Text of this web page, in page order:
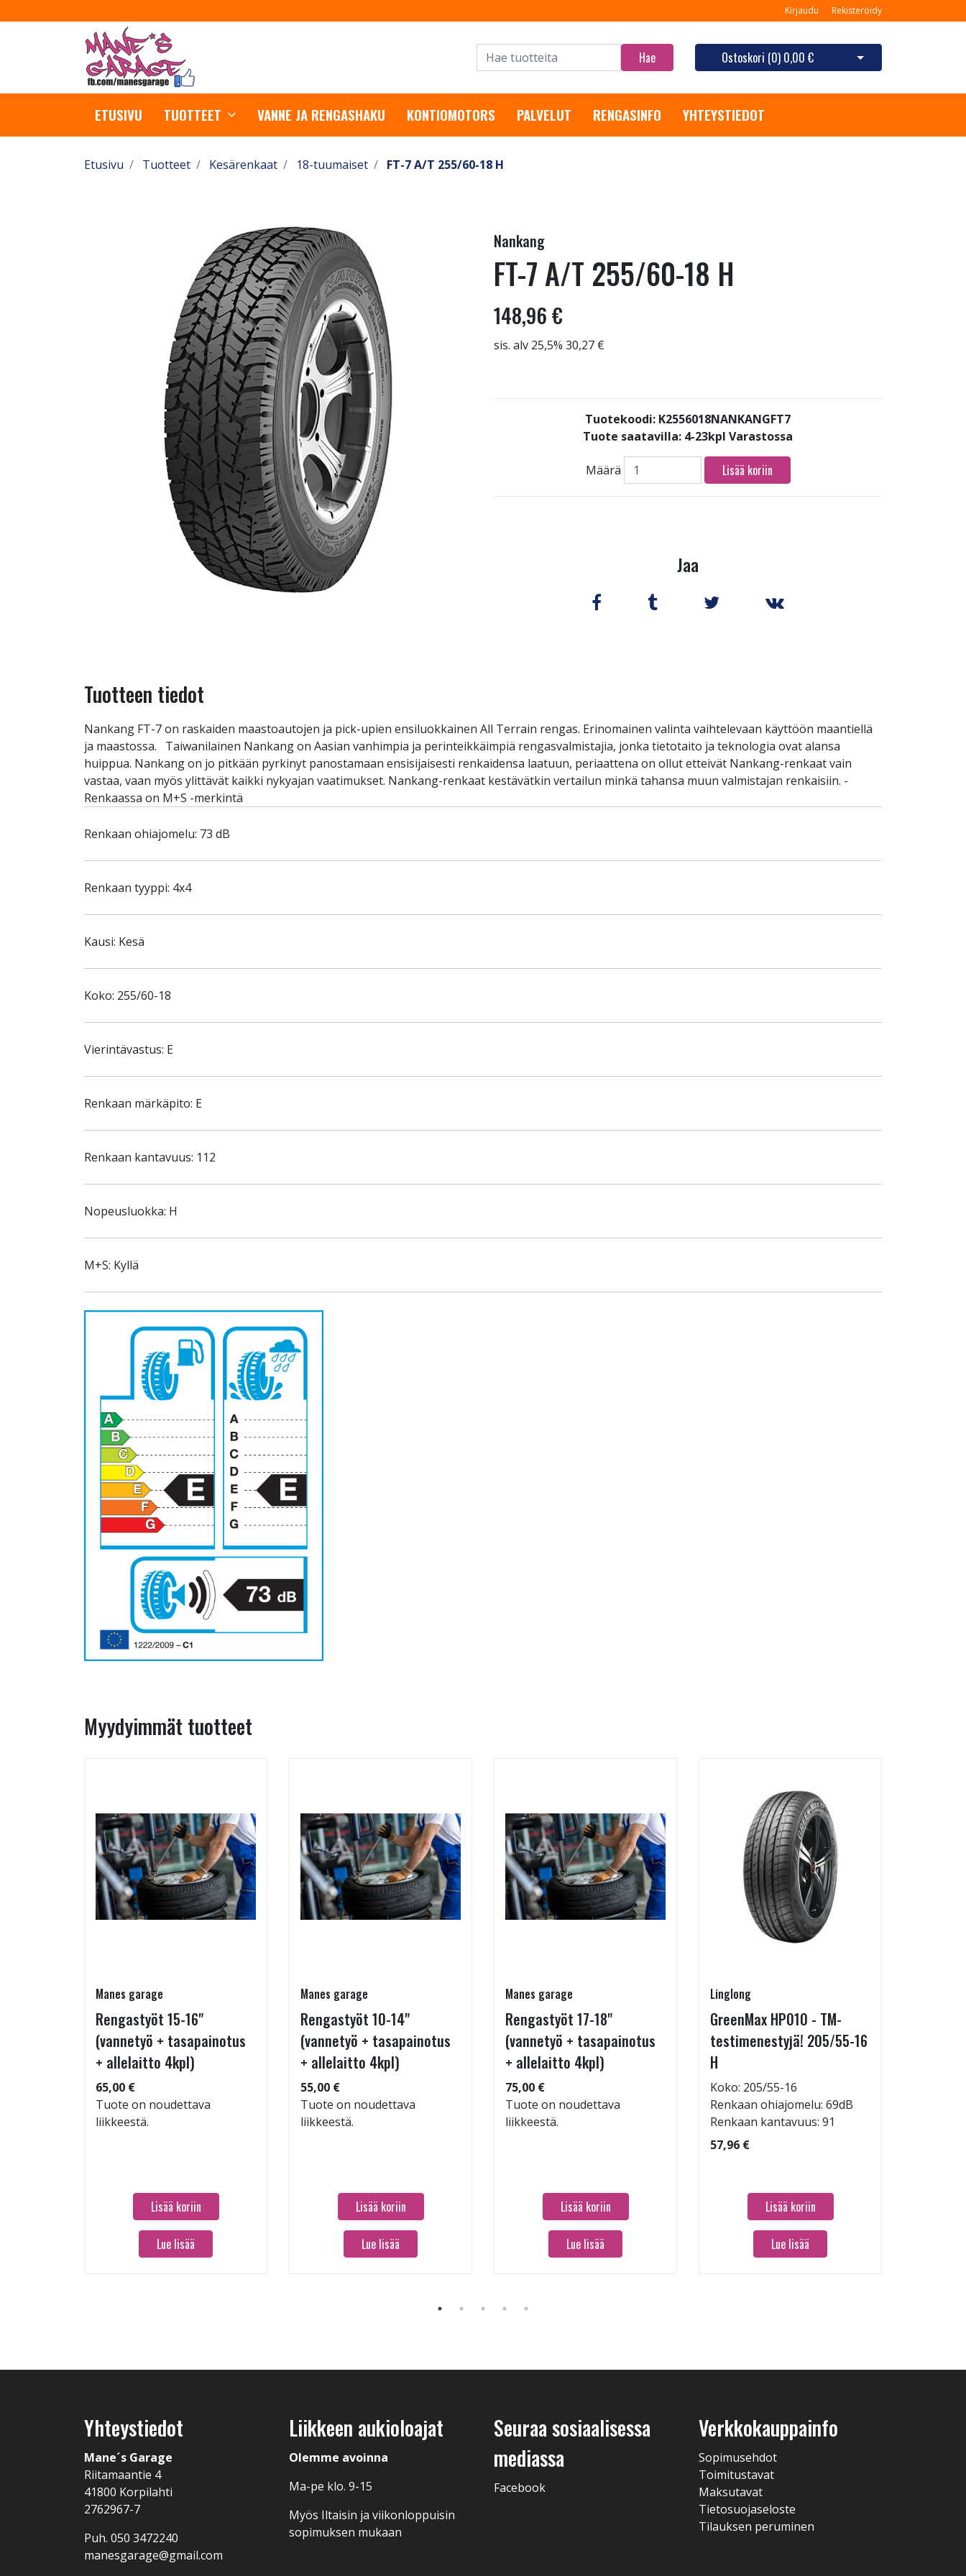
Kirjaudu Rekisteröidy
Hae Ostoskori (0) 0,00 € Avaa ostoskori
ETUSIVU TUOTTEET VANNE JA RENGASHAKU KONTIOMOTORS PALVELUT RENGASINFO YHTEYSTIEDOT
Etusivu Tuotteet Kesärenkaat 18-tuumaiset FT-7 A/T 255/60-18 H
Nankang
FT-7 A/T 255/60-18 H
148,96 €
sis. alv 25,5% 30,27 €
Tuotekoodi: K2556018NANKANGFT7
Tuote saatavilla: 4-23kpl Varastossa
Määrä Lisää koriin
Jaa
Tuotteen tiedot
Nankang FT-7 on raskaiden maastoautojen ja pick-upien ensiluokkainen All Terrain rengas. Erinomainen valinta vaihtelevaan käyttöön maantiellä
ja maastossa. Taiwanilainen Nankang on Aasian vanhimpia ja perinteikkäimpiä rengasvalmistajia, jonka tietotaito ja teknologia ovat alansa
huippua. Nankang on jo pitkään pyrkinyt panostamaan ensisijaisesti renkaidensa laatuun, periaattena on ollut etteivät Nankang-renkaat vain
vastaa, vaan myös ylittävät kaikki nykyajan vaatimukset. Nankang-renkaat kestävätkin vertailun minkä tahansa muun valmistajan renkaisiin. -
Renkaassa on M+S -merkintä
Renkaan ohiajomelu: 73 dB
Renkaan tyyppi: 4x4
Kausi: Kesä
Koko: 255/60-18
Vierintävastus: E
Renkaan märkäpito: E
Renkaan kantavuus: 112
Nopeusluokka: H
M+S: Kyllä
Myydyimmät tuotteet
Manes garage
Rengastyöt 15-16"
(vannetyö + tasapainotus
+ allelaitto 4kpl)
65,00 €
Tuote on noudettava
liikkeestä.
Lisää koriin
Lue lisää
Manes garage
Rengastyöt 10-14"
(vannetyö + tasapainotus
+ allelaitto 4kpl)
55,00 €
Tuote on noudettava
liikkeestä.
Lisää koriin
Lue lisää
Manes garage
Rengastyöt 17-18"
(vannetyö + tasapainotus
+ allelaitto 4kpl)
75,00 €
Tuote on noudettava
liikkeestä.
Lisää koriin
Lue lisää
Linglong
GreenMax HP010 - TM-
testimenestyjä! 205/55-16
H
Koko: 205/55-16
Renkaan ohiajomelu: 69dB
Renkaan kantavuus: 91
57,96 €
Lisää koriin
Lue lisää
Yhteystiedot
Mane´s Garage
Riitamaantie 4
41800 Korpilahti
2762967-7
Puh. 050 3472240
manesgarage@gmail.com
Liikkeen aukioloajat
Olemme avoinna
Ma-pe klo. 9-15
Myös Iltaisin ja viikonloppuisin
sopimuksen mukaan
Seuraa sosiaalisessa
mediassa
Facebook
Verkkokauppainfo
Sopimusehdot
Toimitustavat
Maksutavat
Tietosuojaseloste
Tilauksen peruminen